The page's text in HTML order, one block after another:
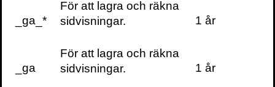
diametralt motsatta saker på samma gång.
följsamma. De skall jobba analytiskt och
leda med data, men samtidigt bejaka sina
_ga_*
För att lagra och räkna
sidvisningar.
1 år
_ga
För att lagra och räkna
sidvisningar.
1 år